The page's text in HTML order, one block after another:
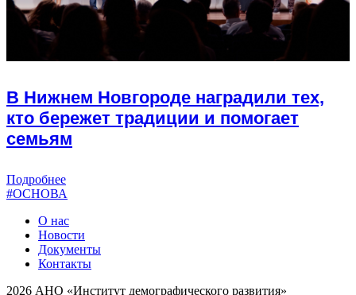
В Нижнем Новгороде наградили тех,
кто бережет традиции и помогает
семьям
Подробнее
#ОСНОВА
О нас
Новости
Документы
Контакты
2026 АНО «Институт демографического развития»